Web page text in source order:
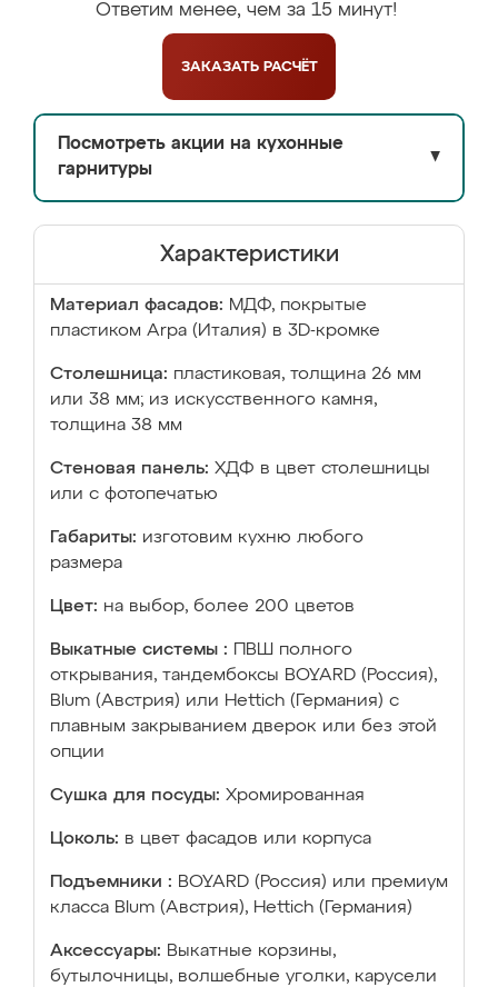
Ответим менее, чем за 15 минут!
ЗАКАЗАТЬ РАСЧЁТ
Посмотреть акции на кухонные
гарнитуры
▼
Характеристики
Материал фасадов: МДФ, покрытые
пластиком Arpa (Италия) в 3D-кромке
Столешница: пластиковая, толщина 26 мм
или 38 мм; из искусственного камня,
толщина 38 мм
Стеновая панель: ХДФ в цвет столешницы
или с фотопечатью
Габариты: изготовим кухню любого
размера
Цвет: на выбор, более 200 цветов
Выкатные системы :
ПВШ полного
открывания, тандембоксы BOYARD (Россия),
Blum (Австрия) или Hettich (Германия) с
плавным закрыванием дверок или без этой
опции
Сушка для посуды: Хромированная
Цоколь: в цвет фасадов или корпуса
Подъемники : BOYARD (Россия) или премиум
класса Blum (Австрия), Hettich (Германия)
Аксессуары: Выкатные корзины,
бутылочницы, волшебные уголки, карусели